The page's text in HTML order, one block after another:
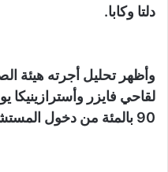
دلتا وكابا.
وأظهر تحليل أجرته هيئة
لقاحي فايزر وأسترازينيكا
90 بالمئة من دخول المستشفى بسبب المتحور دلتا.